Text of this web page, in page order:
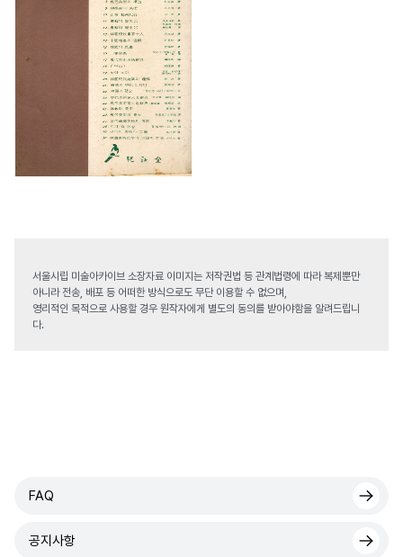
서울시립 미술아카이브 소장자료 이미지는 저작권법 등 관계법령에 따라 복제뿐만
아니라 전송, 배포 등 어떠한 방식으로도 무단 이용할 수 없으며,
영리적인 목적으로 사용할 경우 원작자에게 별도의 동의를 받아야함을 알려드립니
다.
FAQ
공지사항